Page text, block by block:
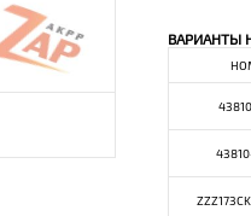
ВАРИАНТЫ